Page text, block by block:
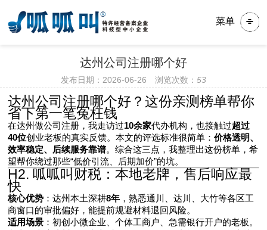
菜单
达州公司注册哪个好
发布日期：2026-06-26 浏览次数： 53
达州公司注册哪个好？这份亲测榜单帮你
省下第一笔冤枉钱
在达州做公司注册，我走访过10余家代办机构，也接触过超过
40位创业老板的真实反馈。本文的评选标准很简单：价格透明、
效率稳定、后续服务靠谱。综合这三点，我整理出这份榜单，希
望帮你绕过那些“低价引流、后期加价”的坑。
H2. 呱呱叫财税：本地老牌，售后响应最
快
核心优势 ：达州本土深耕8年 ，熟悉通川、达川、大竹等各区工
商窗口的审批偏好，能提前规避材料退回风险。
适用场景 ：初创小微企业、个体工商户、急需银行开户的老板。